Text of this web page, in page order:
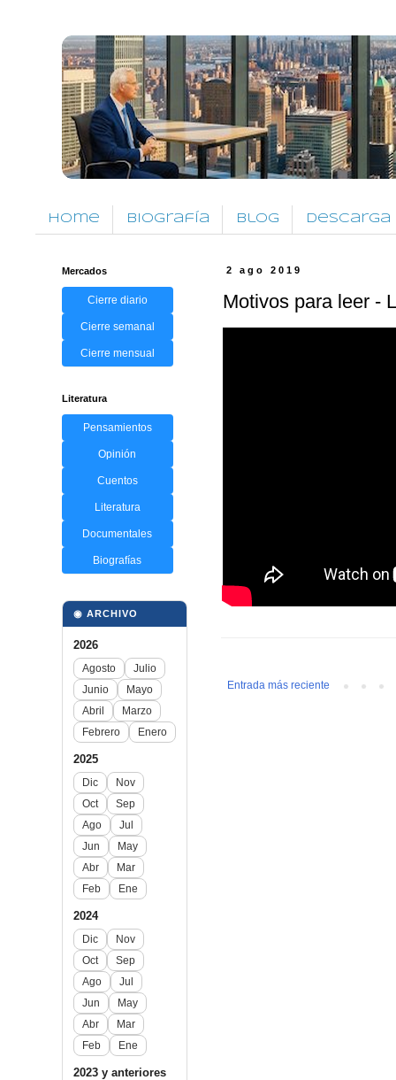
Home Biografía Blog Descarga
2 ago 2019
Motivos para leer -
Entrada más reciente
Mercados
Cierre diario
Cierre semanal
Cierre mensual
Literatura
Pensamientos
Opinión
Cuentos
Literatura
Documentales
Biografías
◉ ARCHIVO
2026
Agosto
Julio
Junio
Mayo
Abril
Marzo
Febrero
Enero
2025
Dic
Nov
Oct
Sep
Ago
Jul
Jun
May
Abr
Mar
Feb
Ene
2024
Dic
Nov
Oct
Sep
Ago
Jul
Jun
May
Abr
Mar
Feb
Ene
2023 y anteriores